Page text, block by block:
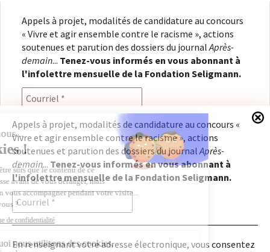
Appels à projet, modalités de candidature au concours
« Vivre et agir ensemble contre le racisme », actions
soutenues et parution des dossiers du journal Après-
demain... Tenez-vous informés en vous abonnant à
l'infolettre mensuelle de la Fondation Seligmann.
En renseignant votre adresse électronique, vous
consentez à recevoir l'infolettre de la Fondation
Seligmann, conformément à notrepolitique de
confidentialité. Il vous sera possible de vous
désabonner à tout moment.
Appels à projet, modalités de candidature au concours «
Vivre et agir ensemble contre le racisme », actions
soutenues et parution des dossiers du journalAprès-
demain... Tenez-vous informés en vous abonnant à
l'infolettre mensuelle de la Fondation Seligmann.
En renseignant votre adresse électronique, vous consentez